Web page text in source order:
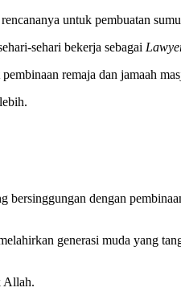
untuk pembuatan
sehari bekerja sebagai
remaja dan jamaah
bersinggungan dengan
generasi muda yang
Allah.